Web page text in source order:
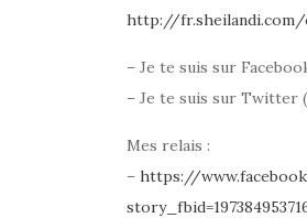
http://
– Je te suis sur
– Je te suis sur Twitter
Mes relais :
– https://